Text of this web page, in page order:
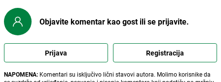
Objavite komentar kao gost ili se prijavite.
Prijava Registracija
NAPOMENA: Komentari su isključivo lični stavovi autora. Molimo korisnike da